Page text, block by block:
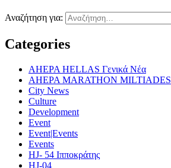
Αναζήτηση για:
Categories
AHEPA HELLAS Γενικά Νέα
AHEPA MARATHON MILTIADES
City News
Culture
Development
Event
Event|Events
Events
HJ- 54 Ιπποκράτης
HJ-04